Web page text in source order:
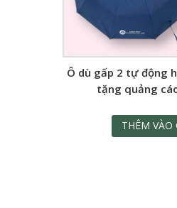
Ô dù gấp 2 tự động
tặng quảng
THÊM VÀO